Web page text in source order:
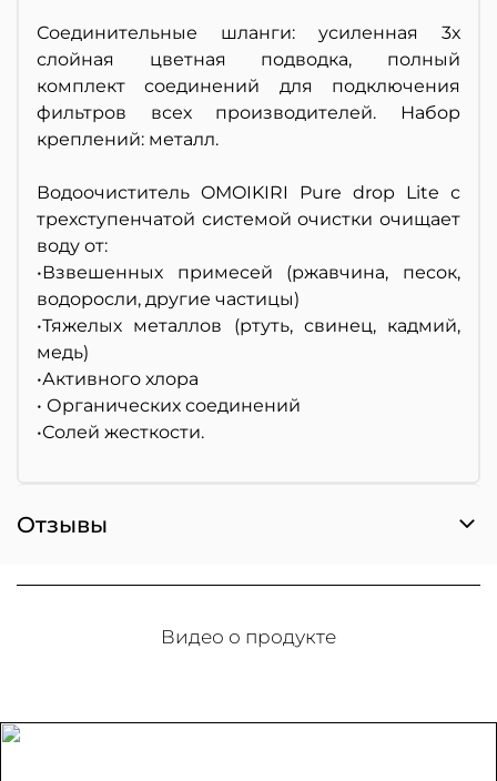
Соединительные шланги: усиленная 3х
слойная цветная подводка, полный
комплект соединений для подключения
фильтров всех производителей. Набор
креплений: металл.
Водоочиститель OMOIKIRI Pure drop Lite с
трехступенчатой системой очистки очищает
воду от:
•Взвешенных примесей (ржавчина, песок,
водоросли, другие частицы)
•Тяжелых металлов (ртуть, свинец, кадмий,
медь)
•Активного хлора
• Органических соединений
•Солей жесткости.
Отзывы
Видео о продукте